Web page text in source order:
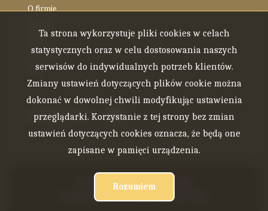
O firmie
Blog
Kontakt
Rodo
social.media Facebook
Facebook
Firma ENTE Nieruchomości © 2026
Program dla biur nieruchomości
Galactica Virgo
Ta strona wykorzystuje pliki cookies w celach
statystycznych oraz w celu dostosowania naszych
serwisów do indywidualnych potrzeb klientów.
Zmiany ustawień dotyczących plików cookie można
dokonać w dowolnej chwili modyfikując ustawienia
przeglądarki. Korzystanie z tej strony bez zmian
ustawień dotyczących cookies oznacza, że będą one
zapisane w pamięci urządzenia.
Rozumiem